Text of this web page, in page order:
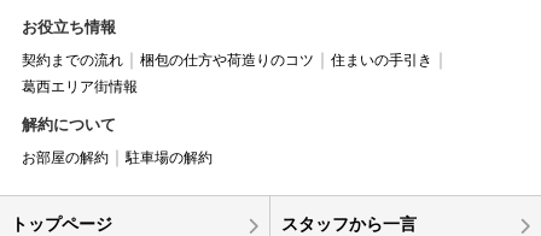
お役立ち情報
契約までの流れ 梱包の仕方や荷造りのコツ
住まいの手引き
葛西エリア街情報
解約について
お部屋の解約 駐車場の解約
トップページ スタッフから一言